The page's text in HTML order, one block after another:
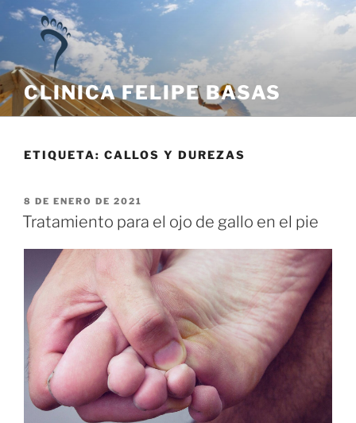
CLINICA FELIPE BASAS
ETIQUETA: CALLOS Y DUREZAS
8 DE ENERO DE 2021
Tratamiento para el ojo de gallo en el pie